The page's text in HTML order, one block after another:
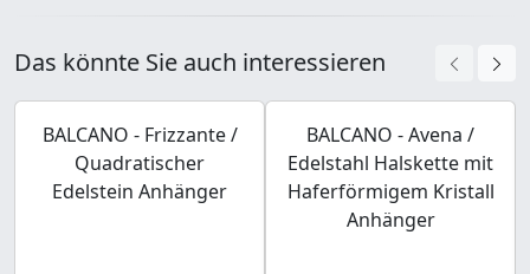
Das könnte Sie auch interessieren
BALCANO - Frizzante /
Quadratischer
Edelstein Anhänger
BALCANO - Avena /
Edelstahl Halskette mit
Haferförmigem Kristall
Anhänger